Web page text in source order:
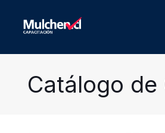
Catálogo de